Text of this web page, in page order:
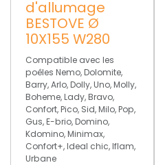
d'allumage
BESTOVE Ø
10X155 W280
Compatible avec les
poêles Nemo, Dolomite,
Barry, Arlo, Dolly, Uno, Molly,
Boheme, Lady, Bravo,
Confort, Pico, Sid, Milo, Pop,
Gus, E-brio, Domino,
Kdomino, Minimax,
Confort+, Ideal chic, Iflam,
Urbane